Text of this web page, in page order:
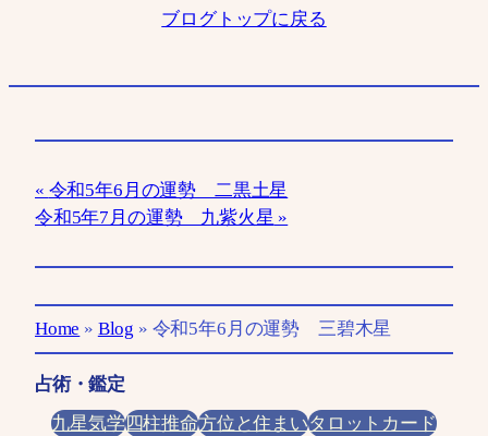
ブログトップに戻る
令和5年6月の運勢 二黒土星
令和5年7月の運勢 九紫火星
Home » Blog » 令和5年6月の運勢 三碧木星
占術・鑑定
九星気学四柱推命方位と住まいタロットカード